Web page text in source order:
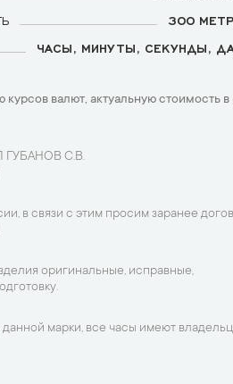
300
ЧАСЫ, МИНУТЫ, СЕКУНДЫ,
курсов валют, актуальную стоимость в
ГУБАНОВ С.В.
в связи с этим просим заранее
оригинальные, исправные,
марки, все часы имеют